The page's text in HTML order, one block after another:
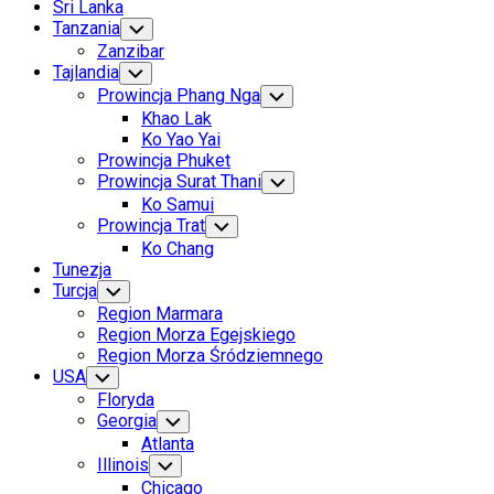
Sri Lanka
Tanzania Toggle
Child
Menu
Zanzibar
Tajlandia Toggle
Child
Menu
Prowincja Phang Nga Toggle
Child
Khao Lak
Ko Yao Yai
Prowincja Phuket
Prowincja Surat Thani Toggle
Child
Ko Samui
Prowincja Trat Toggle
Child
Menu
Ko Chang
Tunezja
Turcja Toggle
Child
Menu
Region Marmara
Region Morza Egejskiego
Region Morza Śródziemnego
USA Toggle
Child
Menu
Floryda
Georgia Toggle
Child
Menu
Atlanta
Illinois Toggle
Child
Chicago